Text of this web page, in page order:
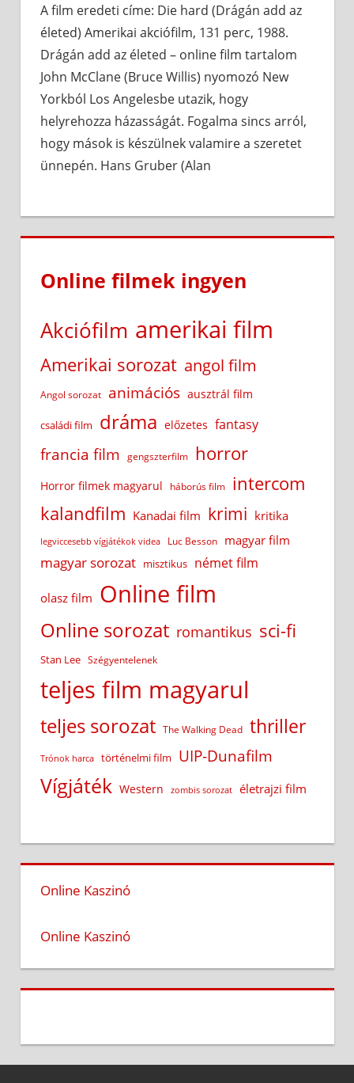
A film eredeti címe: Die hard (Drágán add az
életed) Amerikai akciófilm, 131 perc, 1988.
Drágán add az életed – online film tartalom
John McClane (Bruce Willis) nyomozó New
Yorkból Los Angelesbe utazik, hogy
helyrehozza házasságát. Fogalma sincs arról,
hogy mások is készülnek valamire a szeretet
ünnepén. Hans Gruber (Alan
Online filmek ingyen
Akciófilm amerikai film
Amerikai sorozat angol film
Angol sorozat animációs ausztrál film
családi film dráma előzetes fantasy
francia film gengszterfilm horror
Horror filmek magyarul háborús film intercom
kalandfilm Kanadai film krimi kritika
legviccesebb vígjátékok videa Luc Besson magyar film
magyar sorozat misztikus német film
olasz film Online film
Online sorozat romantikus sci-fi
Stan Lee Szégyentelenek
teljes film magyarul
teljes sorozat The Walking Dead thriller
Trónok harca történelmi film UIP-Dunafilm
Vígjáték Western zombis sorozat életrajzi film
Online Kaszinó
Online Kaszinó